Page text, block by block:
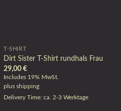
T-SHIRT
Dirt Sister T-Shirt rundhals Frau
29,00€
Includes 19% MwSt.
plusshipping
Delivery Time: ca. 2-3 Werktage